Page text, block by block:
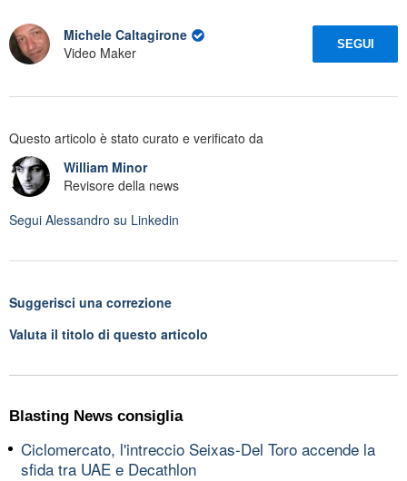
Michele Caltagirone
Video Maker
SEGUI
Questo articolo è stato curato e verificato da
William Minor
Revisore della news
Segui Alessandro su Linkedin
Suggerisci una correzione
Valuta il titolo di questo articolo
Blasting News consiglia
Ciclomercato, l'intreccio Seixas-Del Toro accende la
sfida tra UAE e Decathlon